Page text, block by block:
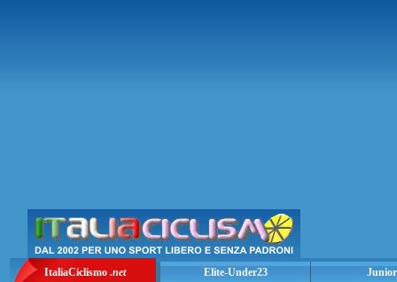
ItaliaCiclismo .net Elite-Under23